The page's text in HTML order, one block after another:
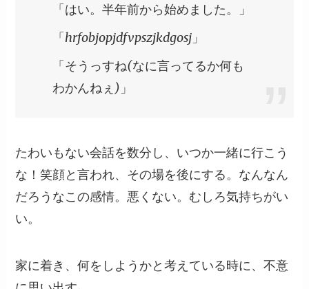
「はい。半年前から始めました。」
「hrfobjopjdfvpszjkdgosj」
「そうっすね(なに言ってるか何も
わかんねぇ)」
たわいもない会話を数分し、いつか一緒に行こう
な！笑顔と言われ、その場を後にする。なんなん
だろうなこの感情。悪くない。むしろ気持ちがい
い。
家に着き、何をしようかと考えている時に、不意